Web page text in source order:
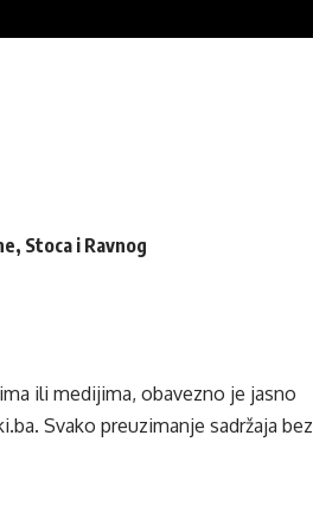
Stoca i Ravnog
ili medijima, obavezno je jasno
. Svako preuzimanje sadržaja bez